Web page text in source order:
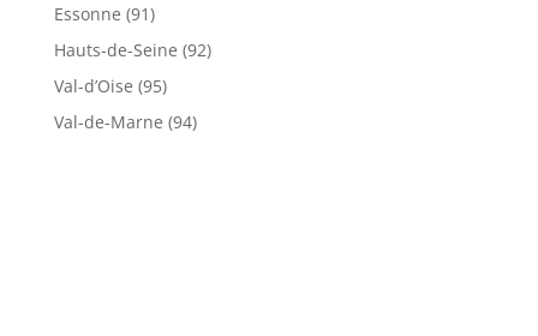
Essonne (91)
Hauts-de-Seine (92)
Val-d’Oise (95)
Val-de-Marne (94)